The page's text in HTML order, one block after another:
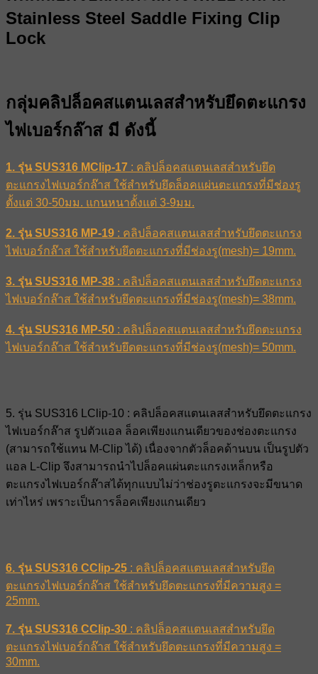
Stainless Steel Saddle Fixing Clip
Lock
กลุ่มคลิปล็อคสแตนเลสสำหรับยึดตะแกรง
ไฟเบอร์กล๊าส มี ดังนี้
1. รุ่น SUS316 MClip-17 : คลิปล็อคสแตนเลสสำหรับยึด
ตะแกรงไฟเบอร์กล๊าส ใช้สำหรับยึดล็อคแผ่นตะแกรงที่มีช่องรู
ตั้งแต่ 30-50มม. แกนหนาตั้งแต่ 3-9มม.
2. รุ่น SUS316 MP-19 : คลิปล็อคสแตนเลสสำหรับยึดตะแกรง
ไฟเบอร์กล๊าส ใช้สำหรับยึดตะแกรงที่มีช่องรู(mesh)= 19mm.
3. รุ่น SUS316 MP-38 : คลิปล็อคสแตนเลสสำหรับยึดตะแกรง
ไฟเบอร์กล๊าส ใช้สำหรับยึดตะแกรงที่มีช่องรู(mesh)= 38mm.
4. รุ่น SUS316 MP-50 : คลิปล็อคสแตนเลสสำหรับยึดตะแกรง
ไฟเบอร์กล๊าส ใช้สำหรับยึดตะแกรงที่มีช่องรู(mesh)= 50mm.
5. รุ่น SUS316 LClip-10 : คลิปล็อคสแตนเลสสำหรับยึดตะแกรง
ไฟเบอร์กล๊าส รูปตัวแอล ล็อคเพียงแกนเดียวของช่องตะแกรง
(สามารถใช้แทน M-Clip ได้) เนื่องจากตัวล็อคด้านบน เป็นรูปตัว
แอล L-Clip จึงสามารถนำไปล็อคแผ่นตะแกรงเหล็กหรือ
ตะแกรงไฟเบอร์กล๊าสได้ทุกแบบไม่ว่าช่องรูตะแกรงจะมีขนาด
เท่าไหร่ เพราะเป็นการล็อคเพียงแกนเดียว
6. รุ่น SUS316 CClip-25 : คลิปล็อคสแตนเลสสำหรับยึด
ตะแกรงไฟเบอร์กล๊าส ใช้สำหรับยึดตะแกรงที่มีความสูง =
25mm.
7. รุ่น SUS316 CClip-30 : คลิปล็อคสแตนเลสสำหรับยึด
ตะแกรงไฟเบอร์กล๊าส ใช้สำหรับยึดตะแกรงที่มีความสูง =
30mm.